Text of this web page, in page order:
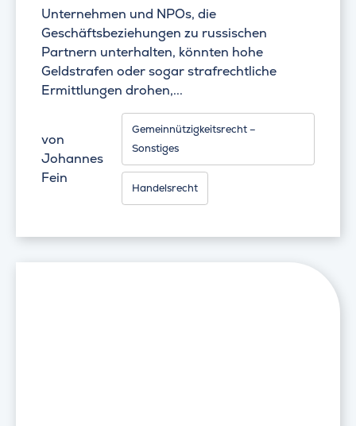
Unternehmen und NPOs, die
Geschäftsbeziehungen zu russischen
Partnern unterhalten, könnten hohe
Geldstrafen oder sogar strafrechtliche
Ermittlungen drohen,...
von
Johannes
Fein
Gemeinnützigkeitsrecht –
Sonstiges
Handelsrecht